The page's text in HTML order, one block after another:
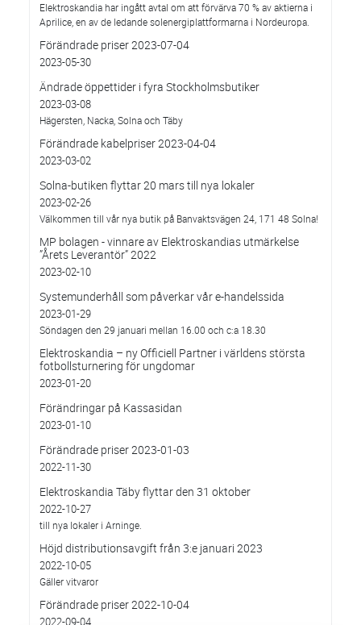
Elektroskandia har ingått avtal om att förvärva 70 % av aktierna i
Aprilice, en av de ledande solenergiplattformarna i Nordeuropa.
Förändrade priser 2023-07-04
2023-05-30
Ändrade öppettider i fyra Stockholmsbutiker
2023-03-08
Hägersten, Nacka, Solna och Täby
Förändrade kabelpriser 2023-04-04
2023-03-02
Solna-butiken flyttar 20 mars till nya lokaler
2023-02-26
Välkommen till vår nya butik på Banvaktsvägen 24, 171 48 Solna!
MP bolagen - vinnare av Elektroskandias utmärkelse
”Årets Leverantör” 2022
2023-02-10
Systemunderhåll som påverkar vår e-handelssida
2023-01-29
Söndagen den 29 januari mellan 16.00 och c:a 18.30
Elektroskandia – ny Officiell Partner i världens största
fotbollsturnering för ungdomar
2023-01-20
Förändringar på Kassasidan
2023-01-10
Förändrade priser 2023-01-03
2022-11-30
Elektroskandia Täby flyttar den 31 oktober
2022-10-27
till nya lokaler i Arninge.
Höjd distributionsavgift från 3:e januari 2023
2022-10-05
Gäller vitvaror
Förändrade priser 2022-10-04
2022-09-04